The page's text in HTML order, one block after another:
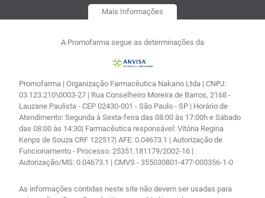
Mais Informações
A Promofarma segue as determinações da
Promofarma | Organização Farmacêutica Nakano Ltda | CNPJ:
03.123.210\0003-27 | Rua Conselheiro Moreira de Barros, 2168 -
Lauzane Paulista - CEP 02430-001 - São Paulo - SP | Horário de
Atendimento: Segunda à Sexta-feira das 08:00 às 17:00h e Sábado
das 08:00 às 14:30| Farmacêutica responsável: Vitória Regina
Kenps de Souza CRF 122517| AFE: 0.04673.1 | Autorização de
Funcionamento - Processo: 25351.181179/2002-16 |
Autorização/MS: 0.04673.1 | CMVS - 355030801-477-000356-1-0
As informações contidas neste site não devem ser usadas para